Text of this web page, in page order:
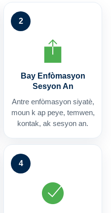
2
Bay Enfòmasyon
Sesyon An
Antre enfòmasyon siyatè,
moun k ap peye, temwen,
kontak, ak sesyon an.
4